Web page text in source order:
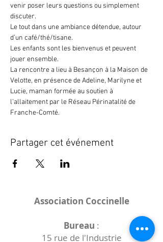
venir poser leurs questions ou simplement
discuter.
Le tout dans une ambiance détendue, autour
d’un café/thé/tisane.
Les enfants sont les bienvenus et peuvent
jouer ensemble.
La rencontre a lieu à Besançon à la Maison de
Velotte, en présence de Adeline, Marilyne et
Lucie, maman formée au soutien à
l’allaitement par le Réseau Périnatalité de
Franche-Comté.
Partager cet événement
Association Coccinelle
Bureau :
15 rue de l'Industrie